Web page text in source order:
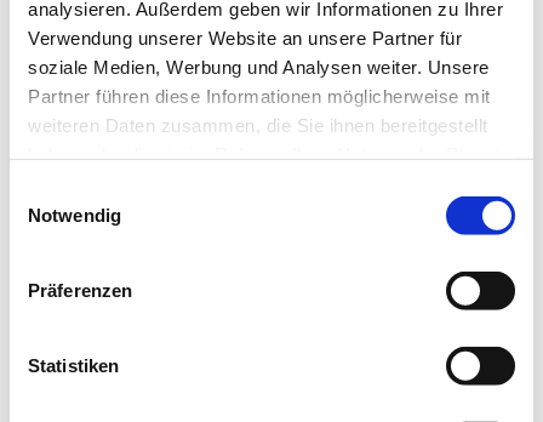
analysieren. Außerdem geben wir Informationen zu Ihrer
Verwendung unserer Website an unsere Partner für
soziale Medien, Werbung und Analysen weiter. Unsere
Partner führen diese Informationen möglicherweise mit
weiteren Daten zusammen, die Sie ihnen bereitgestellt
Cookies, wenn Sie unsere Webseite weiterhin nutzen.
Notwendig
Präferenzen
Statistiken
Reparaturen & Service